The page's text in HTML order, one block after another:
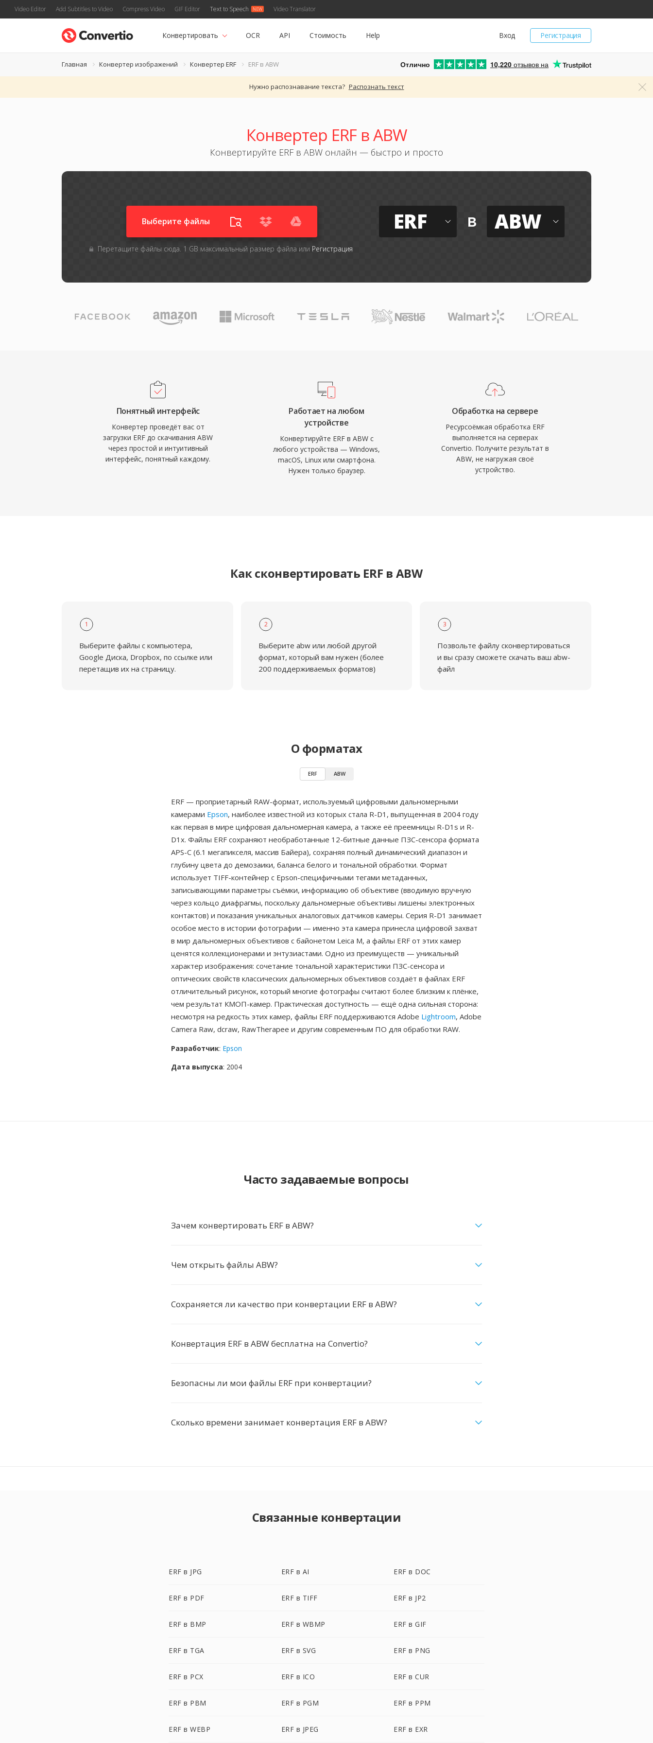
Video Editor Add Subtitles to Video Compress Video GIF Editor Text to Speech Video Translator
Регистрация
Вход
Конвертировать OCR API Стоимость Help
Главная Конвертер изображений Конвертер ERF ERF в ABW Отлично 10,220 отзывов на
Нужно распознавание текста? Распознать текст
Конвертер ERF в ABW
Конвертируйте ERF в ABW онлайн — быстро и просто
Выберите файлы
Перетащите файлы сюда. 1 GB максимальный размер файла или Регистрация
ERF в ABW
Понятный интерфейс
Конвертер проведёт вас от
загрузки ERF до скачивания ABW
через простой и интуитивный
интерфейс, понятный каждому.
Работает на любом
устройстве
Конвертируйте ERF в ABW с
любого устройства — Windows,
macOS, Linux или смартфона.
Нужен только браузер.
Обработка на сервере
Ресурсоёмкая обработка ERF
выполняется на серверах
Convertio. Получите результат в
ABW, не нагружая своё
устройство.
Как сконвертировать ERF в ABW
1
Выберите файлы с компьютера,
Google Диска, Dropbox, по ссылке или
перетащив их на страницу.
2
Выберите abw или любой другой
формат, который вам нужен (более
200 поддерживаемых форматов)
3
Позвольте файлу сконвертироваться
и вы сразу сможете скачать ваш abw-
файл
О форматах
ERF ABW
ERF — проприетарный RAW-формат, используемый цифровыми дальномерными
камерами Epson, наиболее известной из которых стала R-D1, выпущенная в 2004 году
как первая в мире цифровая дальномерная камера, а также её преемницы R-D1s и R-
D1x. Файлы ERF сохраняют необработанные 12-битные данные ПЗС-сенсора формата
APS-C (6.1 мегапикселя, массив Байера), сохраняя полный динамический диапазон и
глубину цвета до демозаики, баланса белого и тональной обработки. Формат
использует TIFF-контейнер с Epson-специфичными тегами метаданных,
записывающими параметры съёмки, информацию об объективе (вводимую вручную
через кольцо диафрагмы, поскольку дальномерные объективы лишены электронных
контактов) и показания уникальных аналоговых датчиков камеры. Серия R-D1 занимает
особое место в истории фотографии — именно эта камера принесла цифровой захват
в мир дальномерных объективов с байонетом Leica M, а файлы ERF от этих камер
ценятся коллекционерами и энтузиастами. Одно из преимуществ — уникальный
характер изображения: сочетание тональной характеристики ПЗС-сенсора и
оптических свойств классических дальномерных объективов создаёт в файлах ERF
отличительный рисунок, который многие фотографы считают более близким к плёнке,
чем результат КМОП-камер. Практическая доступность — ещё одна сильная сторона:
несмотря на редкость этих камер, файлы ERF поддерживаются Adobe Lightroom, Adobe
Camera Raw, dcraw, RawTherapee и другим современным ПО для обработки RAW.
Разработчик: Epson
Дата выпуска: 2004
Часто задаваемые вопросы
Зачем конвертировать ERF в ABW?
Чем открыть файлы ABW?
Сохраняется ли качество при конвертации ERF в ABW?
Конвертация ERF в ABW бесплатна на Convertio?
Безопасны ли мои файлы ERF при конвертации?
Сколько времени занимает конвертация ERF в ABW?
Связанные конвертации
ERF в JPG ERF в AI ERF в DOC
ERF в PDF ERF в TIFF ERF в JP2
ERF в BMP ERF в WBMP ERF в GIF
ERF в TGA ERF в SVG ERF в PNG
ERF в PCX ERF в ICO ERF в CUR
ERF в PBM ERF в PGM ERF в PPM
ERF в WEBP ERF в JPEG ERF в EXR